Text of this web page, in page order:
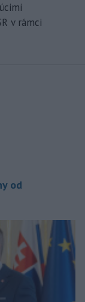
v rámci
od